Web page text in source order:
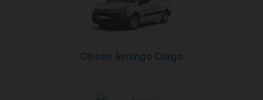
Citroën Berlingo Cargo